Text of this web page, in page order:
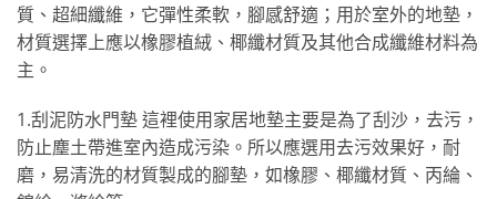
質、超細纖維，它彈性柔軟，腳感舒適；用於室外的地墊，
材質選擇上應以橡膠植絨、椰纖材質及其他合成纖維材料為
主。
1.刮泥防水門墊 這裡使用家居地墊主要是為了刮沙，去污，
防止塵土帶進室內造成污染。所以應選用去污效果好，耐
磨，易清洗的材質製成的腳墊，如橡膠、椰纖材質、丙綸、